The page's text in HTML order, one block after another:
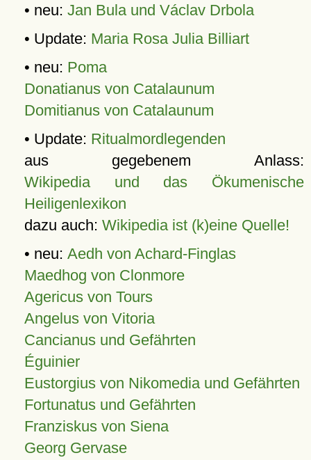
• neu: Jan Bula und Václav Drbola
• Update: Maria Rosa Julia Billiart
• neu: Poma
Donatianus von Catalaunum
Domitianus von Catalaunum
• Update: Ritualmordlegenden
aus gegebenem Anlass:
Wikipedia und das Ökumenische
Heiligenlexikon
dazu auch: Wikipedia ist (k)eine Quelle!
• neu: Aedh von Achard-Finglas
Maedhog von Clonmore
Agericus von Tours
Angelus von Vitoria
Cancianus und Gefährten
Éguinier
Eustorgius von Nikomedia und Gefährten
Fortunatus und Gefährten
Franziskus von Siena
Georg Gervase